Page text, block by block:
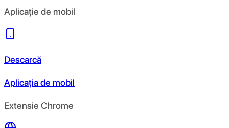
Aplicație de mobil
Descarcă
Aplicația de mobil
Extensie Chrome